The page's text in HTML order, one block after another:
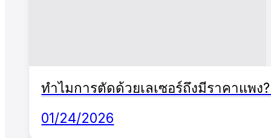
ทำไมการตัดด้วยเลเซอร์ถึงมีราคาแพ
01/24/2026